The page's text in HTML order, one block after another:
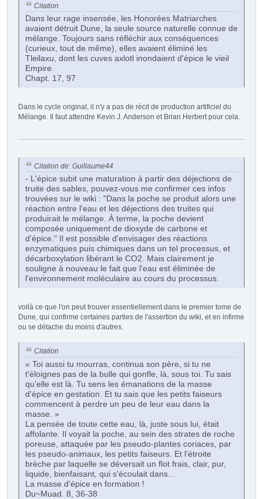
Citation
Dans leur rage insensée, les Honorées Matriarches
avaient détruit Dune, la seule source naturelle connue de
mélange. Toujours sans réfléchir aux conséquences
(curieux, tout de même), elles avaient éliminé les
Tleilaxu, dont les cuves axlotl inondaient d'épice le vieil
Empire.
Chapt. 17, 97
Dans le cycle original, il n'y a pas de récit de production artificiel du
Mélange. Il faut attendre Kevin J. Anderson et Brian Herbert pour cela.
Citation de: Guillaume44
- L'épice subit une maturation à partir des déjections de
truite des sables, pouvez-vous me confirmer ces infos
trouvées sur le wiki : "Dans la poche se produit alors une
réaction entre l'eau et les déjections des truites qui
produirait le mélange. À terme, la poche devient
composée uniquement de dioxyde de carbone et
d'épice." Il est possible d'envisager des réactions
enzymatiques puis chimiques dans un tel processus, et
décarboxylation libérant le CO2. Mais clairement je
souligne à nouveau le fait que l'eau est éliminée de
l'environnement moléculaire au cours du processus.
voilà ce que l'on peut trouver essentiellement dans le premier tome de
Dune, qui confirme certaines parties de l'assertion du wiki, et en infirme
ou se détache du moins d'autres.
Citation
« Toi aussi tu mourras, continua son père, si tu ne
t'éloignes pas de la bulle qui gonfle, là, sous toi. Tu sais
qu'elle est là. Tu sens les émanations de la masse
d'épice en gestation. Et tu sais que les petits faiseurs
commencent à perdre un peu de leur eau dans la
masse. »
La pensée de toute cette eau, là, juste sous lui, était
affolante. Il voyait la poche, au sein des strates de roche
poreuse, attaquée par les pseudo-plantes coriaces, par
les pseudo-animaux, les petits faiseurs. Et l'étroite
brèche par laquelle se déversait un flot frais, clair, pur,
liquide, bienfaisant, qui s'écoulait dans...
La masse d'épice en formation !
Du~Muad. 8, 36-38